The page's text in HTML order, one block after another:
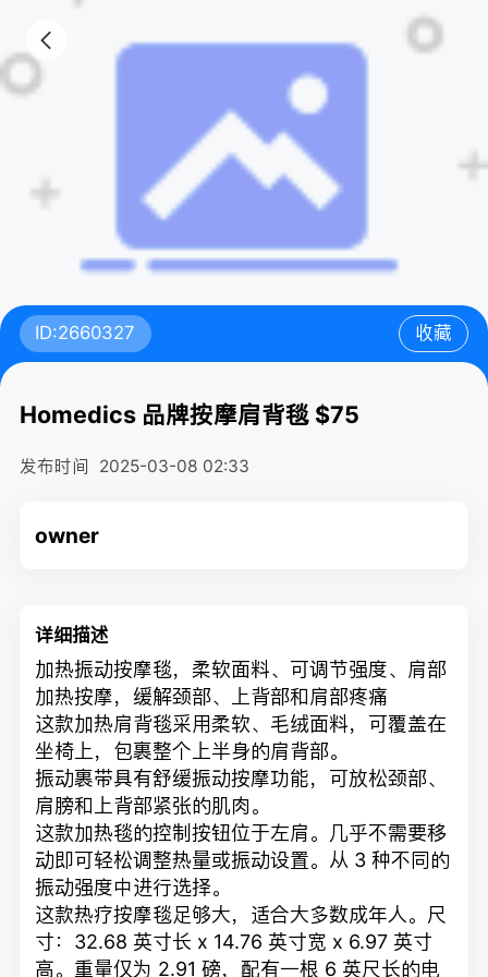
ID:2660327 收藏
Homedics 品牌按摩肩背毯 $75
发布时间 2025-03-08 02:33
owner
详细描述
加热振动按摩毯，柔软面料、可调节强度、肩部
加热按摩，缓解颈部、上背部和肩部疼痛
这款加热肩背毯采用柔软、毛绒面料，可覆盖在
坐椅上，包裹整个上半身的肩背部。
振动裹带具有舒缓振动按摩功能，可放松颈部、
肩膀和上背部紧张的肌肉。
这款加热毯的控制按钮位于左肩。几乎不需要移
动即可轻松调整热量或振动设置。从 3 种不同的
振动强度中进行选择。
这款热疗按摩毯足够大，适合大多数成年人。尺
寸：32.68 英寸长 x 14.76 英寸宽 x 6.97 英寸
高。重量仅为 2.91 磅，配有一根 6 英尺长的电